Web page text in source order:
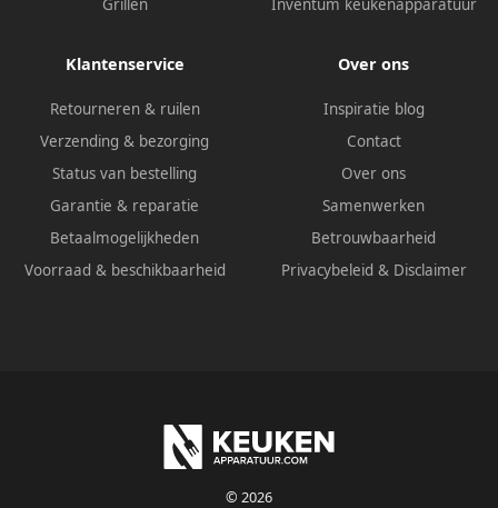
Grillen
Inventum keukenapparatuur
Klantenservice
Retourneren & ruilen
Verzending & bezorging
Status van bestelling
Garantie & reparatie
Betaalmogelijkheden
Voorraad & beschikbaarheid
Over ons
Inspiratie blog
Contact
Over ons
Samenwerken
Betrouwbaarheid
Privacybeleid & Disclaimer
© 2026